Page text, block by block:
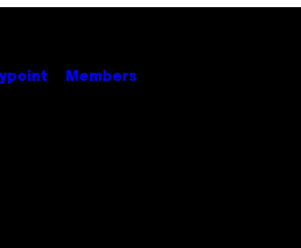
Members